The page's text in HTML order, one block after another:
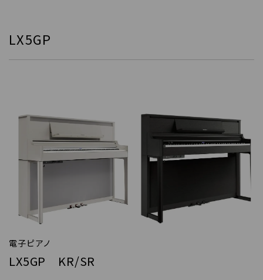
LX5GP
電子ピアノ
LX5GP KR/SR